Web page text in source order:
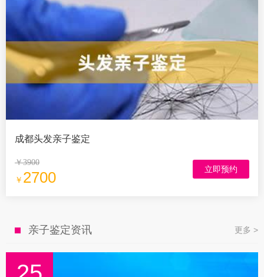
成都头发亲子鉴定
￥3900
￥ 2700 立即预约
亲子鉴定资讯 更多 >